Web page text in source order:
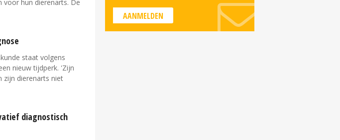
voor hun dierenarts. De
staat volgens
nieuw tijdperk. 'Zijn
zijn dierenarts niet
diagnostisch
AANMELDEN